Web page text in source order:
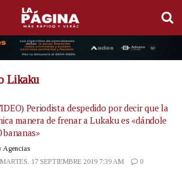
Likaku
Periodista despedido por decir que la
manera de frenar a Lukaku es «dándole
bananas»
Agencias
17 SEPTIEMBRE 2019 7:39 AM
0